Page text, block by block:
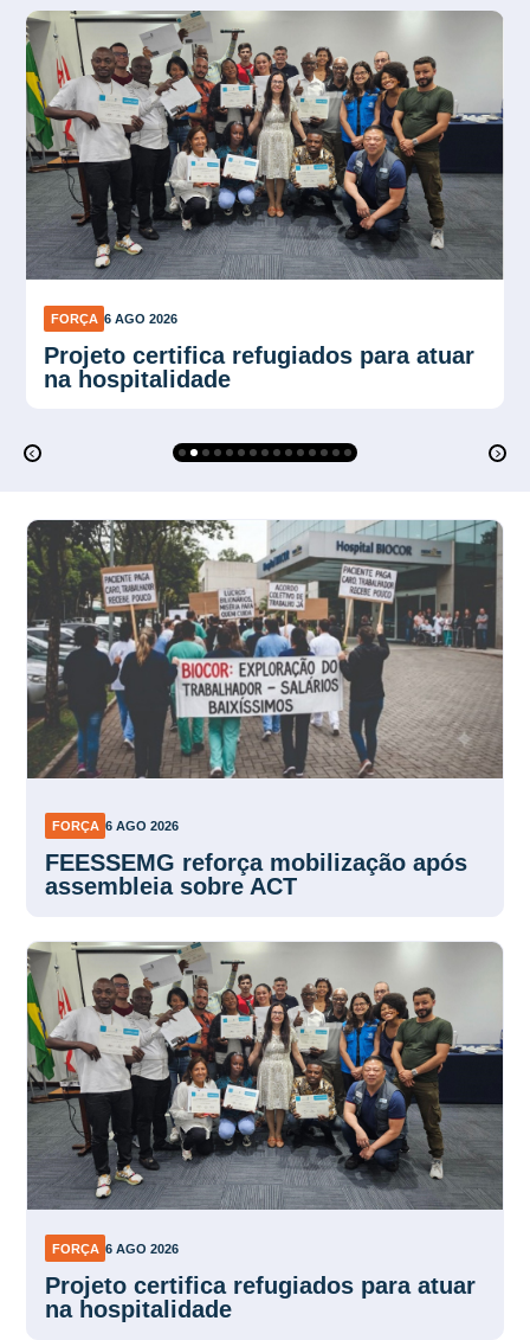
FORÇA 6 AGO 2026
Força Sindical SP organiza
mobilização para ato de 10 de agosto
FORÇA 6 AGO 2026
FEESSEMG reforça mobilização após
assembleia sobre ACT
FORÇA 6 AGO 2026
Projeto certifica refugiados para atuar
na hospitalidade